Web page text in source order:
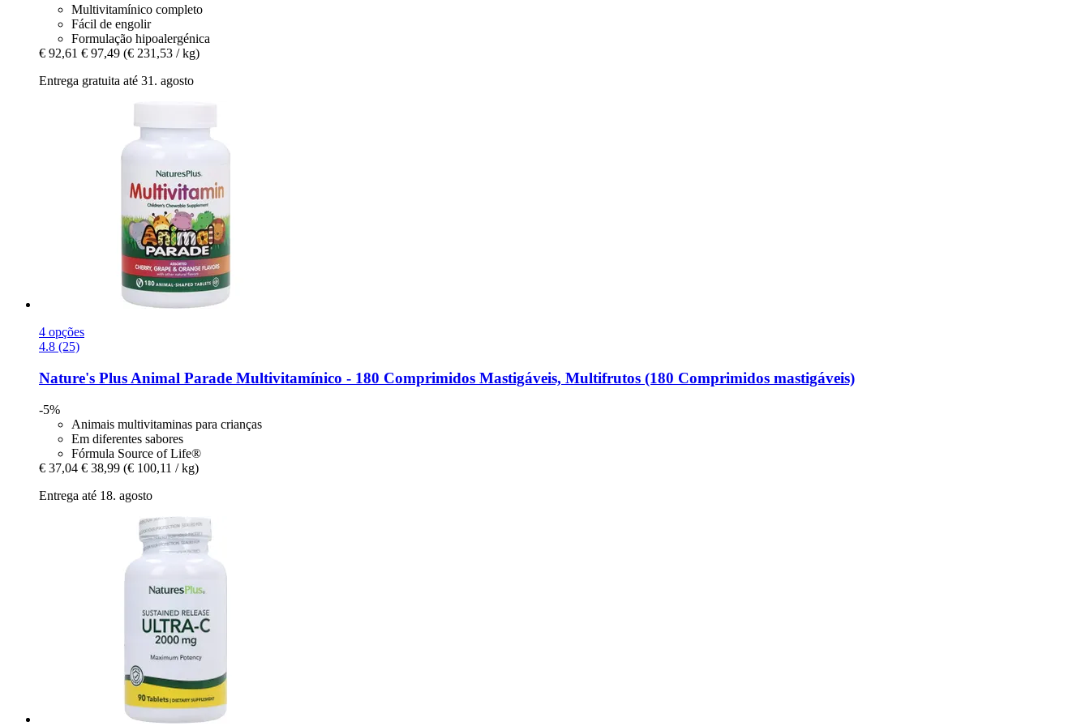
Multivitamínico completo
Fácil de engolir
Formulação hipoalergénica
€ 92,61 € 97,49 (€ 231,53 / kg)
Entrega gratuita até 31. agosto
4 opções
4.8 (25)
Nature's Plus Animal Parade Multivitamínico -​ 180 Comprimidos Mastigáveis, Multifrutos (180 Comprimidos mastigáveis)
-5%
Animais multivitaminas para crianças
Em diferentes sabores
Fórmula Source of Life®
€ 37,04 € 38,99 (€ 100,11 / kg)
Entrega até 18. agosto